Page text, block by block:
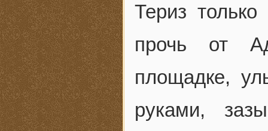
Териз
прочь от
площадке,
руками,